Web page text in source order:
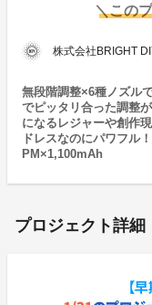
＼この
株式会社BRIGHT
無段階調整×6種ノズル
でピッタリ合った調整
になるレジャーや創作
ドレスなのにパワフル
PM×1,100mAh
プロジェクト詳細